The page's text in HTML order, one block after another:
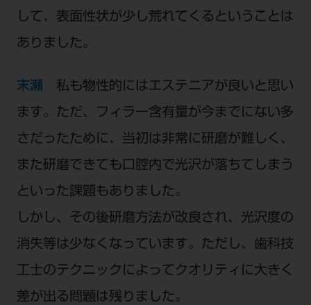
して、表面性状が少し荒れてくるということは
ありました。
末瀬 私も物性的にはエステニアが良いと思い
ます。ただ、フィラー含有量が今までにない多
さだったために、当初は非常に研磨が難しく、
また研磨できても口腔内で光沢が落ちてしまう
といった課題もありました。
しかし、その後研磨方法が改良され、光沢度の
消失等は少なくなっています。ただし、歯科技
工士のテクニックによってクオリティに大きく
差が出る問題は残りました。